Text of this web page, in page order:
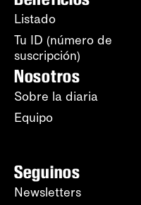
Listado
Tu ID (número de
suscripción)
Nosotros
Sobre la diaria
Equipo
Seguinos
Newsletters